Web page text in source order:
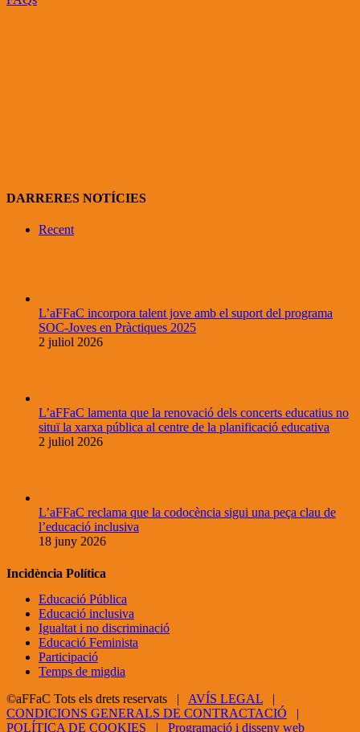
DARRERES NOTÍCIES
Recent
L’aFFaC incorpora talent jove amb el suport del programa
SOC-Joves en Pràctiques 2025
2 juliol 2026
L’aFFaC lamenta que la renovació dels concerts educatius no
situï la xarxa pública al centre de la planificació educativa
2 juliol 2026
L’aFFaC reclama que la codocència sigui una peça clau de
l’educació inclusiva
18 juny 2026
Incidència Política
Educació Pública
Educació inclusiva
Igualtat i no discriminació
Educació Feminista
Participació
Temps de migdia
©aFFaC Tots els drets reservats | AVÍS LEGAL |
CONDICIONS GENERALS DE CONTRACTACIÓ |
POLÍTICA DE COOKIES | Programació i disseny web